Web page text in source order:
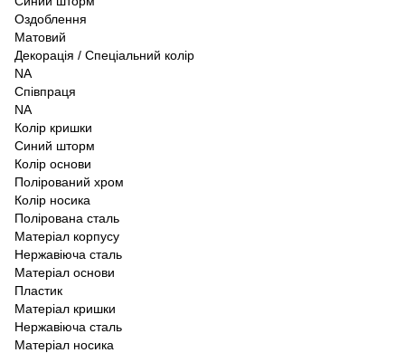
Оздоблення
Матовий
Декорація / Спеціальний колір
NA
Співпраця
NA
Колір кришки
Синий шторм
Колір основи
Полірований хром
Колір носика
Полірована сталь
Матеріал корпусу
Нержавіюча сталь
Матеріал основи
Пластик
Матеріал кришки
Нержавіюча сталь
Матеріал носика